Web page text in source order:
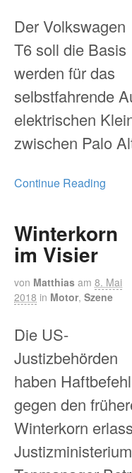
Der Volkswagen
T6 soll die Basis
werden für das
selbstfahrende
elektrischen
zwischen Palo
Continue Reading
Winterkorn
im Visier
von Matthias am 8. Mai
2018 in Motor, Szene
Die US-
Justizbehörden
haben Haftbefehl
gegen den
Winterkorn